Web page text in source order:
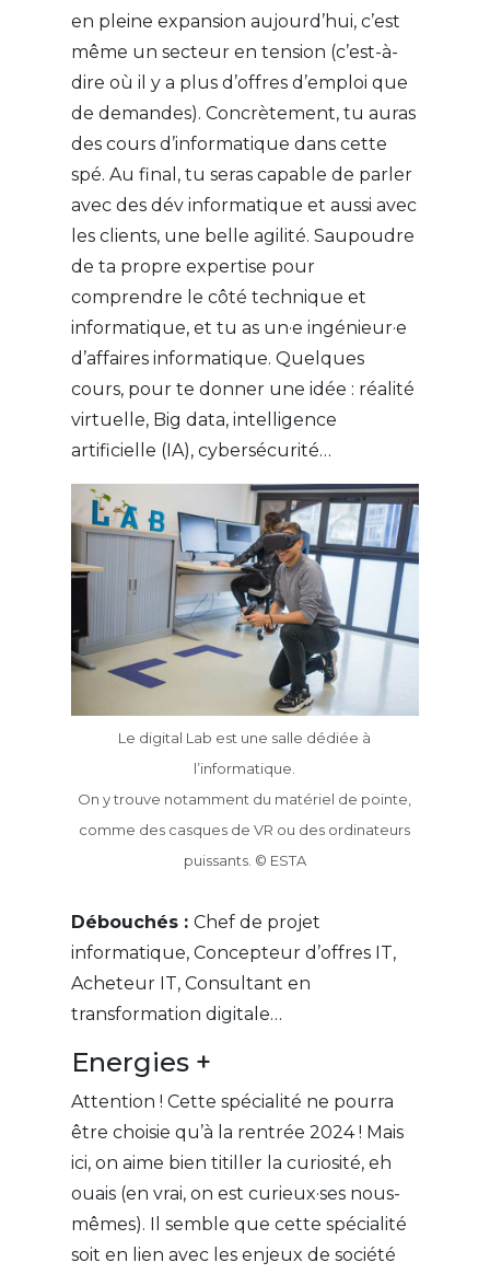
en pleine expansion aujourd’hui, c’est
même un secteur en tension (c’est-à-
dire où il y a plus d’offres d’emploi que
de demandes). Concrètement, tu auras
des cours d’informatique dans cette
spé. Au final, tu seras capable de parler
avec des dév informatique et aussi avec
les clients, une belle agilité. Saupoudre
de ta propre expertise pour
comprendre le côté technique et
informatique, et tu as un·e ingénieur·e
d’affaires informatique. Quelques
cours, pour te donner une idée : réalité
virtuelle, Big data, intelligence
artificielle (IA), cybersécurité…
Le digital Lab est une salle dédiée à
l’informatique.
On y trouve notamment du matériel de pointe,
comme des casques de VR ou des ordinateurs
puissants. © ESTA
Débouchés : Chef de projet
informatique, Concepteur d’offres IT,
Acheteur IT, Consultant en
transformation digitale…
Energies +
Attention ! Cette spécialité ne pourra
être choisie qu’à la rentrée 2024 ! Mais
ici, on aime bien titiller la curiosité, eh
ouais (en vrai, on est curieux·ses nous-
mêmes). Il semble que cette spécialité
soit en lien avec les enjeux de société